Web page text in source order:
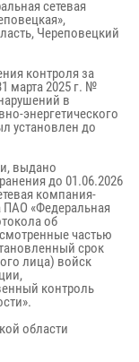
сетевая
Череповецкий
контроля за
марта 2025 г. №
в
энергетического
установлен до
выдано
до 01.06.2026
компания-
ПАО «Федеральная
об
частью
срок
лица) войск
контроль
области